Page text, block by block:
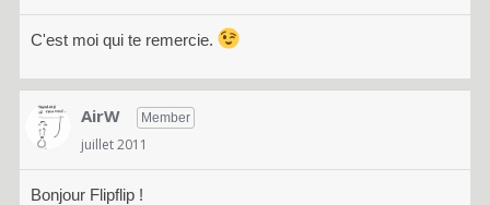
C'est moi qui te remercie.
AirW Member
juillet 2011
Bonjour Flipflip !